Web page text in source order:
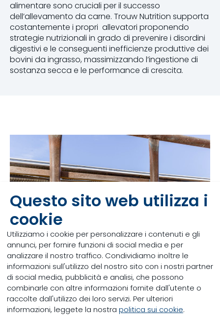
Questo sito web utilizza i
cookie
Utilizziamo i cookie per personalizzare i contenuti e gli
annunci, per fornire funzioni di social media e per
analizzare il nostro traffico. Condividiamo inoltre le
informazioni sull'utilizzo del nostro sito con i nostri partner
di social media, pubblicità e analisi, che possono
combinarle con altre informazioni fornite dall'utente o
raccolte dall'utilizzo dei loro servizi. Per ulteriori
informazioni, leggete la nostra politica sui cookie.
alimentare sono cruciali per il successo
dell’allevamento da carne. Trouw Nutrition supporta
costantemente i propri allevatori proponendo
strategie nutrizionali in grado di prevenire i disordini
digestivi e le conseguenti inefficienze produttive dei
bovini da ingrasso, massimizzando l’ingestione di
sostanza secca e le performance di crescita.
Come massimizzare
l’ingestione di alimento